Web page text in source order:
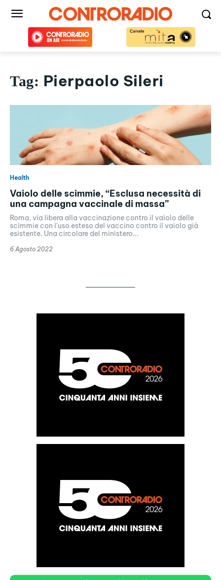
Tag: Pierpaolo Sileri
Health
Vaiolo delle scimmie, “Esclusa necessità di
una campagna vaccinale di massa”
Roma, via libera alla vaccinazione contro il vaiolo delle
scimmie con l'uso esteso del vaccino contro il vaiolo già
esistente. Una circolare del ministero...
6 Agosto 2022